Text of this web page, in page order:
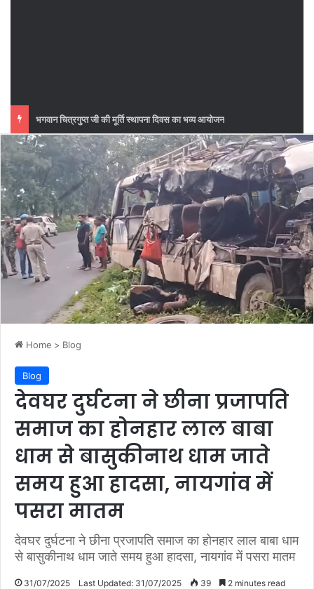
Home > Blog
Blog
देवघर दुर्घटना ने छीना प्रजापति
समाज का होनहार लाल बाबा
धाम से बासुकीनाथ धाम जाते
समय हुआ हादसा, नायगांव में
पसरा मातम
देवघर दुर्घटना ने छीना प्रजापति समाज का होनहार लाल बाबा धाम
से बासुकीनाथ धाम जाते समय हुआ हादसा, नायगांव में पसरा मातम
31/07/2025 Last Updated: 31/07/2025 39 2 minutes read